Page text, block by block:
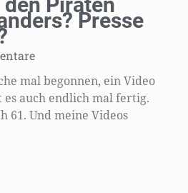
Presse
mal begonnen, ein Video
es auch endlich mal fertig.
61. Und meine Videos